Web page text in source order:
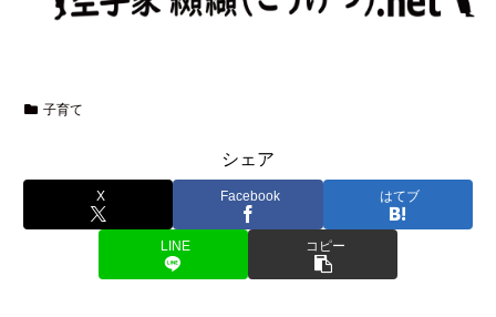
子育て
シェア
X Facebook はてブ
LINE コピー